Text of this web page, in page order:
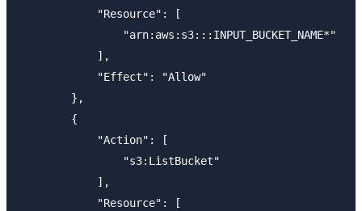
            "Resource": [
                "arn:aws:s3:::INPUT_BUCKET_NAME*"
            ],
            "Effect": "Allow"
        },
        {
            "Action": [
                "s3:ListBucket"
            ],
            "Resource": [